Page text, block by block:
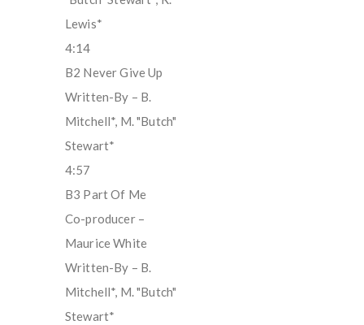
Lewis*
4:14
B2 Never Give Up
Written-By – B.
Mitchell*, M. "Butch"
Stewart*
4:57
B3 Part Of Me
Co-producer –
Maurice White
Written-By – B.
Mitchell*, M. "Butch"
Stewart*